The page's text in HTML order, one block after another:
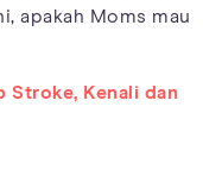
apakah Moms mau
Stroke, Kenali dan